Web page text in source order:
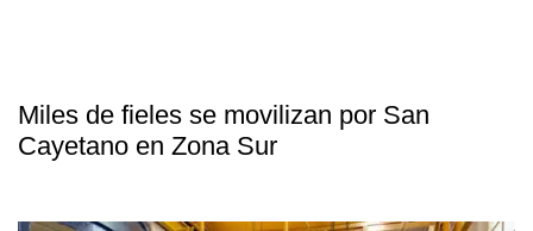
Miles de fieles se movilizan por San
Cayetano en Zona Sur